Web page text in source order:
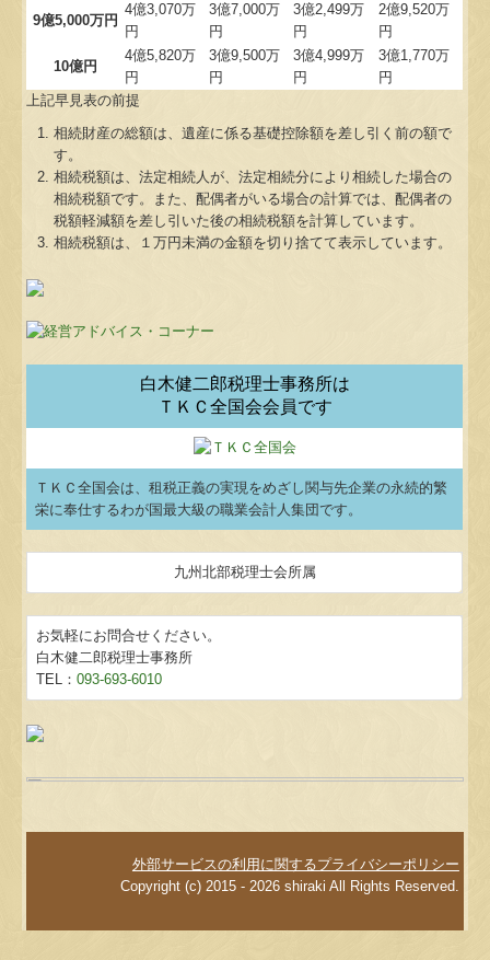
9億5,000万円
4億3,070万
円
3億7,000万
円
3億2,499万
円
2億9,520万
円
10億円
4億5,820万
円
3億9,500万
円
3億4,999万
円
3億1,770万
円
上記早見表の前提
相続財産の総額は、遺産に係る基礎控除額を差し引く前の額で
す。
相続税額は、法定相続人が、法定相続分により相続した場合の
相続税額です。また、配偶者がいる場合の計算では、配偶者の
税額軽減額を差し引いた後の相続税額を計算しています。
相続税額は、１万円未満の金額を切り捨てて表示しています。
白木健二郎税理士事務所は
ＴＫＣ全国会会員です
ＴＫＣ全国会は、租税正義の実現をめざし関与先企業の永続的繁
栄に奉仕するわが国最大級の職業会計人集団です。
九州北部税理士会所属
お気軽にお問合せください。
白木健二郎税理士事務所
TEL：093-693-6010
Copyright (c) 2015 - 2026 shiraki All Rights Reserved.